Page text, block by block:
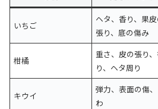
いちご
ヘタ、香り、果皮
張り、底の傷み
柑橘
重さ、皮の張り
り、ヘタ周り
キウイ
弾力、表面の傷
わ